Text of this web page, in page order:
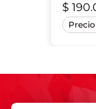
$